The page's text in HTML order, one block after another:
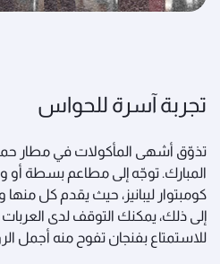
تجربة آسرة للحواس
تذوّق أشهى المأكولات في مطار
المبارك. توجّه إلى مطاعم بسطة أو
كومبتوار ليبانيز، حيث يقدم كل
إلى ذلك، يمكنك التوقف لدى العربات
للاستمتاع بفنجان تفوح منه أجمل